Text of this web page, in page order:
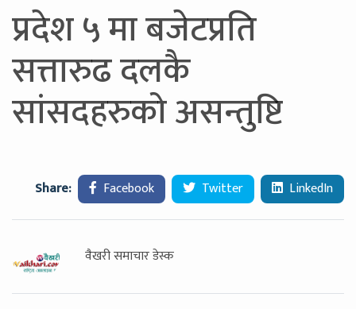
प्रदेश ५ मा बजेटप्रति
सत्तारुढ दलकै
सांसदहरुको असन्तुष्टि
Share: Facebook Twitter LinkedIn
वैखरी समाचार डेस्क